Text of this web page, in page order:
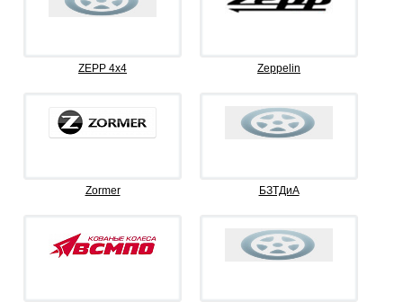
ZEPP 4х4 Zeppelin
Zormer БЗТДиА